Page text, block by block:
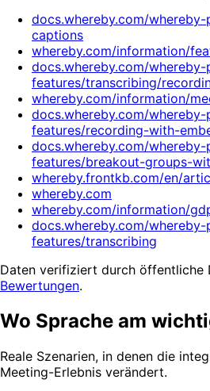
docs.whereby.com/
captions
whereby.com/information/
docs.whereby.com/
features/transcribing/
whereby.com/information/
docs.whereby.com/
features/recording-with-
docs.whereby.com/
features/breakout-groups-
whereby.frontkb.com/en/
whereby.com
whereby.com/information/
docs.whereby.com/
features/transcribing
Daten verifiziert durch öffentliche
Bewertungen.
Wo Sprache am
Reale Szenarien, in denen die
Meeting-Erlebnis verändert.